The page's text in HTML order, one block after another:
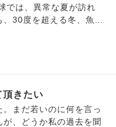
参りをしたいなと想い
もない文面、お許し下さい。
30度を超える冬、魚の
ニュースがあちこちで
う死んでしまいたい
いなら、もういいと思い
もなく残された小さな
頂きたい
まだ若いのに何を言っ
、どうか私の過去を聞